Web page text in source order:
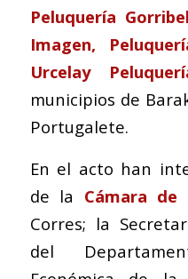
Peluquería
Imagen,
Urcelay
municipios de
Portugalete.
En el acto han
de la Cámara de
Corres; la
del